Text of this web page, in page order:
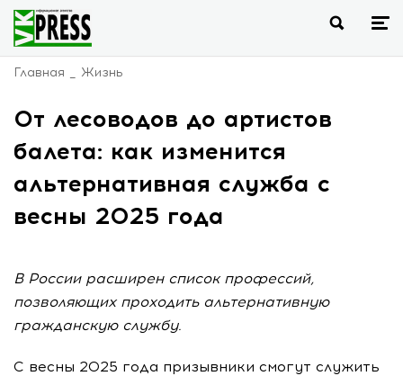
Главная Жизнь
От лесоводов до артистов
балета: как изменится
альтернативная служба с
весны 2025 года
В России расширен список профессий,
позволяющих проходить альтернативную
гражданскую службу.
С весны 2025 года призывники смогут служить